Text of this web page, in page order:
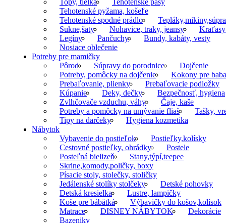
Tehotenské pyžama, košeľe
Tehotenské spodné prádlo
Sukne,šaty
Nohavice, traky, jeansy
Kraťasy
Legíny
Pančuchy
Bundy, kabáty, vesty
Nosiace oblečenie
Potreby pre mamičky
Pôrod
Súpravy do porodnice
Dojčenie
Potreby, pomôcky na dojčenie
Kokony pre
Prebaľovanie, plienky
Prebaľovacie podložky
Kúpanie
Deky, dečky
Bezpečnosť, hygiena
Zvlhčovače vzduchu, váhy
Čaje, kaše
Potreby a pomôcky na umývanie fliaš
Tašky,
Tipy na darčeky
Hygiena kozmetika
Nábytok
Vybavenie do postieľok
Postieľky,kolísky
Cestovné postieľky, ohrádky
Postele
Posteľná bielizeň
Stany,týpí,teepee
Skrine,komody,poličky, boxy
Písacie stoly, stolečky, stoličky
Jedálenské stolíky stolčeky
Detské pohovky
Detská kresielka
Lustre, lampičky
Koše pre bábätká
Výbavičky do košov,kolísok
Matrace
DISNEY NÁBYTOK
Dekorácie
Bazeniky